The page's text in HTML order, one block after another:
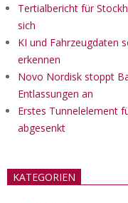
Tertialbericht für
sich
KI und Fahrzeugdaten
erkennen
Novo Nordisk stoppt
Entlassungen an
Erstes Tunnelelement
abgesenkt
KATEGORIEN